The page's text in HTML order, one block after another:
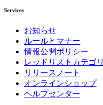
Services
お知らせ
ルールとマナー
情報公開ポリシー
レッドリストカテゴ
リリースノート
オンラインショップ
ヘルプセンター